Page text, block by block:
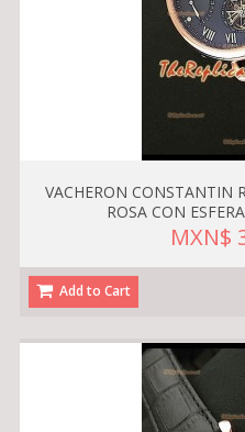
VACHERON CONSTANTIN
ROSA CON
MXN$
Add to Cart